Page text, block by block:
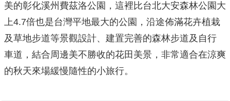
美的彰化溪州費茲洛公園，這裡比台北大安森林公園大
上4.7倍也是台灣平地最大的公園，沿途佈滿花卉植栽
及草地步道等景觀設計、建置完善的森林步道及自行
車道，結合周邊美不勝收的花田美景，非常適合在涼爽
的秋天來場緩慢隨性的小旅行。